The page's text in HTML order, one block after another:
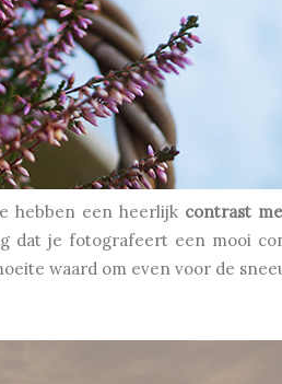
hebben een heerlijk contrast
dat je fotografeert een mooi
waard om even voor de